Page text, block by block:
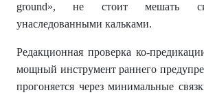
ground», не стоит мешать
унаследованными кальками.
Редакционная проверка ко-
мощный инструмент раннего
прогоняется через минимальные